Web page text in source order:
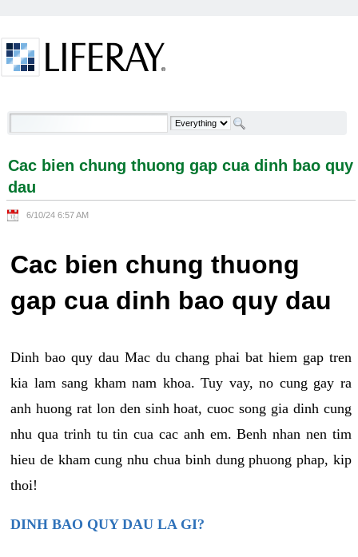
Cac bien chung thuong gap cua dinh bao quy dau -
Cac bien chung thuong gap cua dinh bao quy
dau
6/10/24 6:57 AM
Cac bien chung thuong
gap cua dinh bao quy dau
Dinh bao quy dau Mac du chang phai bat hiem gap tren
kia lam sang kham nam khoa. Tuy vay, no cung gay ra
anh huong rat lon den sinh hoat, cuoc song gia dinh cung
nhu qua trinh tu tin cua cac anh em. Benh nhan nen tim
hieu de kham cung nhu chua binh dung phuong phap, kip
thoi!
DINH BAO QUY DAU LA GI?